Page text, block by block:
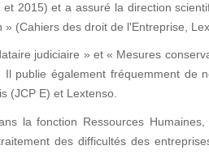
2015) et a assuré la direction
(Cahiers des droit de l'Entreprise,
judiciaire » et « Mesures
publie également fréquemment de
(JCP E) et Lextenso.
la fonction Ressources Humaines,
des difficultés des